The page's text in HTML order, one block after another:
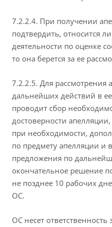
7.2.2.4. При получении
подтвердить, относится
деятельности по оценке
то она берется за ее
7.2.2.5. Для рассмотрения
дальнейших действий в
проводит сбор
достоверности
при необходимости,
по предмету апелляции и
предложения по
окончательное решение
не позднее 10 рабочих
ОС.
ОС несет ответственность